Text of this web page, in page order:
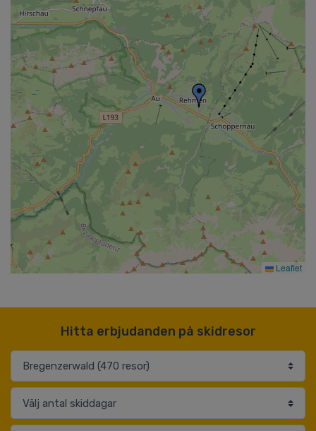
Leaflet
Hitta erbjudanden på skidresor